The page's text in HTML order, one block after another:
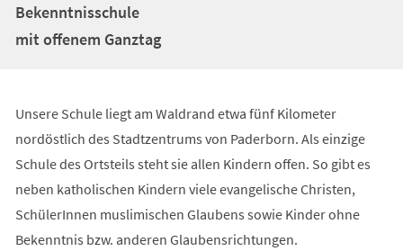
Bekenntnisschule
mit offenem Ganztag
Unsere Schule liegt am Waldrand etwa fünf Kilometer
nordöstlich des Stadtzentrums von Paderborn. Als einzige
Schule des Ortsteils steht sie allen Kindern offen. So gibt es
neben katholischen Kindern viele evangelische Christen,
SchülerInnen muslimischen Glaubens sowie Kinder ohne
Bekenntnis bzw. anderen Glaubensrichtungen.